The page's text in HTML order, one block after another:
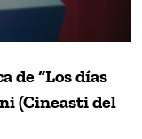
de “Los días
(Cineasti del